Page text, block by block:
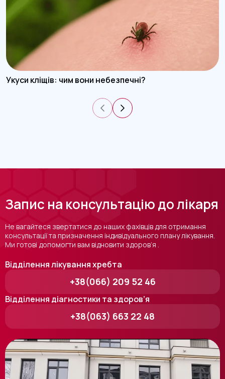
Укуси кліщів: чим вони небезпечні?
Запис на консультацію до лікаря
Не вагайтеся звертатися до наших фахівців для отримання
консультації та призначення індивідуального плану лікування.
Ми готові допомогти вам відновити здоров’я .
Відділення лікування хребта
+38(066) 209 52 46
Відділення діагностики та здоров’я
+38(063) 663 22 48